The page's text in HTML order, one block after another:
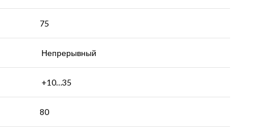
75
Непрерывный
+10…35
80